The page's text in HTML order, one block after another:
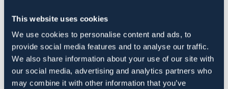
This website uses cookies
We use cookies to personalise content and ads, to
provide social media features and to analyse our traffic.
We also share information about your use of our site with
our social media, advertising and analytics partners who
may combine it with other information that you’ve
Produktbeskrivning
Selunderlägg lämplig för användning under körsadlar
och bröstskydd för att skydda selens bärytor och ge
skydd och komfort till hästen. Tillverkad av yttersida av
bomull och polyfill insida, som är icke-absorberande och